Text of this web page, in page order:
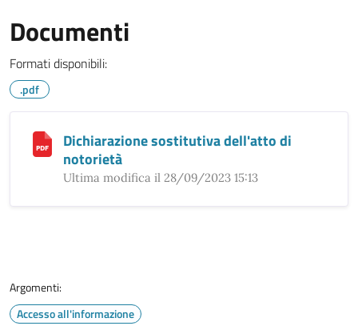
Documenti
Formati disponibili:
.pdf
Dichiarazione sostitutiva dell'atto di
notorietà
Ultima modifica il 28/09/2023 15:13
Argomenti:
Accesso all'informazione